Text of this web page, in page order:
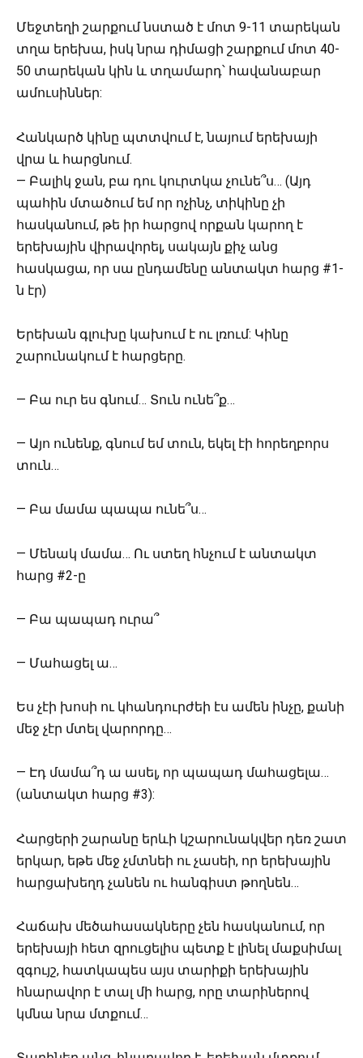
Մեջտեղի շարքում նստած է մոտ 9-11 տարեկան
տղա երեխա, իսկ նրա դիմացի շարքում մոտ 40-
50 տարեկան կին և տղամարդ՝ հավանաբար
ամուսիններ:
Հանկարծ կինը պտտվում է, նայում երեխայի
վրա և հարցնում.
— Բալիկ ջան, բա դու կուրտկա չունե՞ս… (Այդ
պահին մտածում եմ որ ոչինչ, տիկինը չի
հասկանում, թե իր հարցով որքան կարող է
երեխային վիրավորել, սակայն քիչ անց
հասկացա, որ սա ընդամենը անտակտ հարց #1-
ն էր)
Երեխան գլուխը կախում է ու լռում: Կինը
շարունակում է հարցերը.
— Բա ուր ես գնում… Տուն ունե՞ք…
— Այո ունենք, գնում եմ տուն, եկել էի հորեղբորս
տուն…
— Բա մամա պապա ունե՞ս…
— Մենակ մամա… Ու ստեղ հնչում է անտակտ
հարց #2-ը
— Բա պապադ ուրա՞
— Մահացել ա…
Ես չէի խոսի ու կհանդուրժեի էս ամեն ինչը, քանի
մեջ չէր մտել վարորդը…
— Էդ մամա՞դ ա ասել, որ պապադ մահացելա…
(անտակտ հարց #3):
Հարցերի շարանը երևի կշարունակվեր դեռ շատ
երկար, եթե մեջ չմտնեի ու չասեի, որ երեխային
հարցախեղդ չանեն ու հանգիստ թողնեն…
Հաճախ մեծահասակները չեն հասկանում, որ
երեխայի հետ զրուցելիս պետք է լինել մաքսիմալ
զգույշ, հատկապես այս տարիքի երեխային
հնարավոր է տալ մի հարց, որը տարիներով
կմնա նրա մտքում…